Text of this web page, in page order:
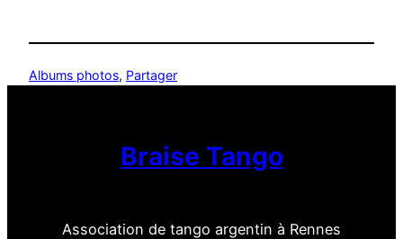
Albums photos, Partager
Braise Tango
Association de tango argentin à Rennes